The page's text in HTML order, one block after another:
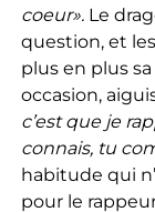
coeur».Le
question, et
plus en plus
occasion,
c’est que je
connais, tu
habitude qui
pour le